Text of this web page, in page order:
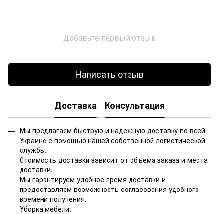
Добавьте первый отзыв
Написать отзыв
Доставка Консультация
Мы предлагаем быструю и надежную доставку по всей
Украине с помощью нашей собственной логистической
службы.
Стоимость доставки зависит от объема заказа и места
доставки.
Мы гарантируем удобное время доставки и
предоставляем возможность согласования удобного
времени получения.
Уборка мебели: